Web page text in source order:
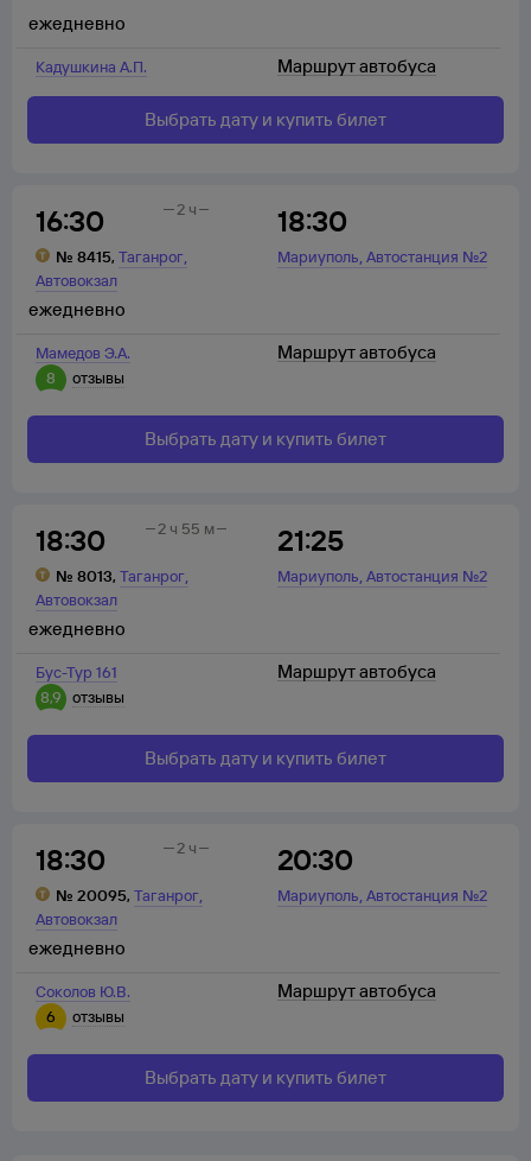
Кадушкина А.П.
ежедневно
Маршрут автобуса
Выбрать дату и купить билет
16:30
№ 8415, Таганрог,
Автовокзал
18:30
Мариуполь,Автостанция №2
2 ч
Мамедов Э.А.
8
отзывы
ежедневно
Маршрут автобуса
Выбрать дату и купить билет
18:30
№ 8013, Таганрог,
Автовокзал
21:25
Мариуполь,Автостанция №2
2 ч 55 м
Бус-Тур 161
8,9
отзывы
ежедневно
Маршрут автобуса
Выбрать дату и купить билет
18:30
№ 20095, Таганрог,
Автовокзал
20:30
Мариуполь,Автостанция №2
2 ч
Соколов Ю.В.
6
отзывы
ежедневно
Маршрут автобуса
Выбрать дату и купить билет